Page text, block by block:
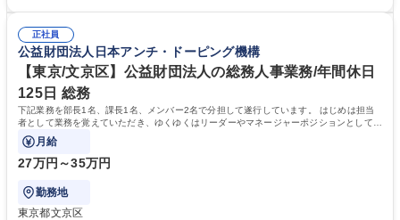
でも質問・相談できる環境が整っているため、安心して成長できます。 募
集職種 【森ビルG】人事・総務◆賞与5ヶ月◆年休120日◆残業少なめ◆
リモート可
務に挑戦できるため、自身の成長と組織への貢献度をダイレクトに実感で
きます。 残業少なめ、週1日リモート可など、ワークライフバランスを保
ち長期活躍できる環境です。 「これまでの幅広い経験を活かし、長期的な
キャリアを築きたい」という前向きな意欲と挑戦を全力で応援します。 学
歴・資格 学歴：大学院 大学 高専 短大 専修学校 高校 語学力： 資格：日商
簿記検定1級 日商簿記検定2級 日商簿記検定3級
正社員
公益財団法人日本アンチ・ドーピング機構
【東京/文京区】公益財団法人の総務人事業務/年間休日
125日 総務
下記業務を部長1名、課長1名、メンバー2名で分担して遂行しています。 はじめは担当
者として業務を覚えていただき、ゆくゆくはリーダーやマネージャーポジションとして活
躍いただくことを期待しています。
月給
27万円～35万円
勤務地
東京都文京区